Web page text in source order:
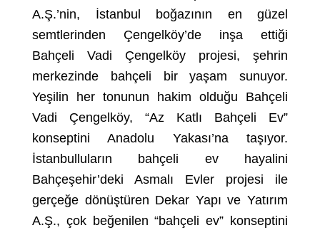
A.Ş.’nin, İstanbul boğazının en güzel
semtlerinden Çengelköy’de inşa ettiği
Bahçeli Vadi Çengelköy projesi, şehrin
merkezinde bahçeli bir yaşam sunuyor.
Yeşilin her tonunun hakim olduğu Bahçeli
Vadi Çengelköy, “Az Katlı Bahçeli Ev”
konseptini Anadolu Yakası’na taşıyor.
İstanbulluların bahçeli ev hayalini
Bahçeşehir’deki Asmalı Evler projesi ile
gerçeğe dönüştüren Dekar Yapı ve Yatırım
A.Ş., çok beğenilen “bahçeli ev” konseptini